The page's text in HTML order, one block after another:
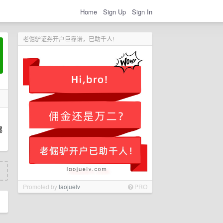
Home Sign Up Sign In
老倔驴证券开户巨靠谱，已助千人!
Promoted bylaojuelv PRO